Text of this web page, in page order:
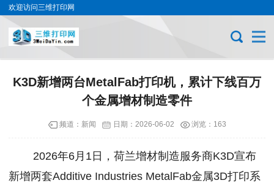
欢迎访问三维打印网
K3D新增两台MetalFab打印机，累计下线百万
个金属增材制造零件
频道： 新闻 日期： 2026-06-02 浏览：163
2026年6月1日，荷兰增材制造服务商K3D宣布
新增两套Additive Industries MetalFab金属3D打印系